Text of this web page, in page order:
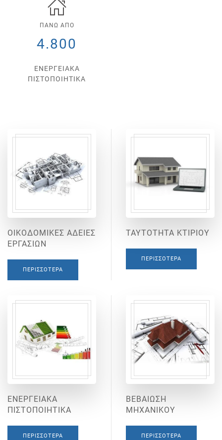
ΠΑΝΩ ΑΠΟ
4.800
ΕΝΕΡΓΕΙΑΚΑ
ΠΙΣΤΟΠΟΙΗΤΙΚΑ
ΟΙΚΟΔΟΜΙΚΕΣ ΑΔΕΙΕΣ
ΕΡΓΑΣΙΩΝ
ΠΕΡΙΣΣΌΤΕΡΑ
ΤΑΥΤΟΤΗΤΑ ΚΤΙΡΙΟΥ
ΠΕΡΙΣΣΌΤΕΡΑ
ΕΝΕΡΓΕΙΑΚΑ
ΠΙΣΤΟΠΟΙΗΤΙΚΑ
ΠΕΡΙΣΣΌΤΕΡΑ
ΒΕΒΑΙΩΣΗ
ΜΗΧΑΝΙΚΟΥ
ΠΕΡΙΣΣΌΤΕΡΑ